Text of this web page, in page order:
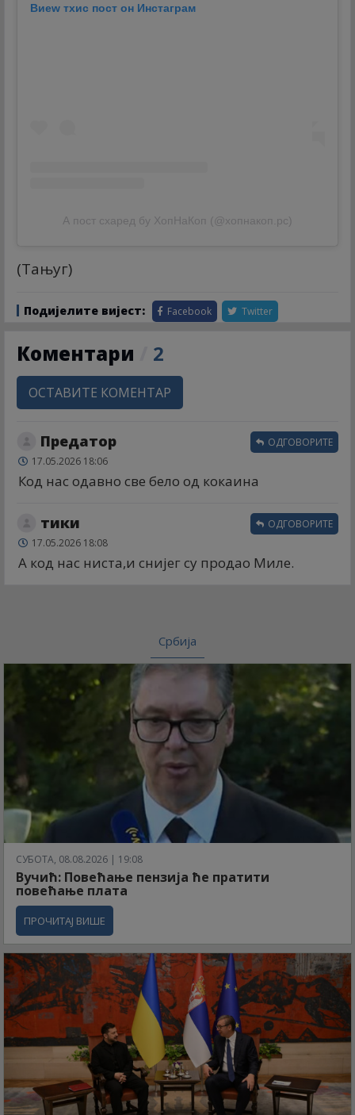
Виеw тхис пост он Инстаграм
А пост схаред бy ХопНаКоп (@хопнакоп.рс)
(Тањуг)
Подијелите вијест: Facebook Twitter
Коментари 2
ОСТАВИТЕ КОМЕНТАР
Предатор
17.05.2026 18:06
Код нас одавно све бело од кокаина
ОДГОВОРИТЕ
тики
17.05.2026 18:08
А код нас ниста,и снијег су продао Миле.
ОДГОВОРИТЕ
Србија
СУБОТА, 08.08.2026 | 19:08
Вучић: Повећање пензија ће пратити
повећање плата
ПРОЧИТАЈ ВИШЕ